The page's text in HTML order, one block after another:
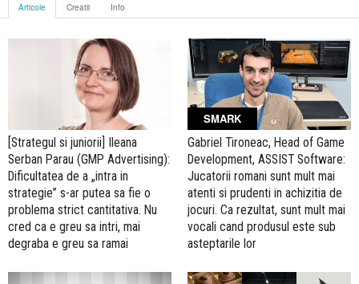
Articole Creatii Info
[Strategul si juniorii] Ileana
Serban Parau (GMP Advertising):
Dificultatea de a „intra in
strategie” s-ar putea sa fie o
problema strict cantitativa. Nu
cred ca e greu sa intri, mai
degraba e greu sa ramai
SMARK
Gabriel Tironeac, Head of Game
Development, ASSIST Software:
Jucatorii romani sunt mult mai
atenti si prudenti in achizitia de
jocuri. Ca rezultat, sunt mult mai
vocali cand produsul este sub
asteptarile lor